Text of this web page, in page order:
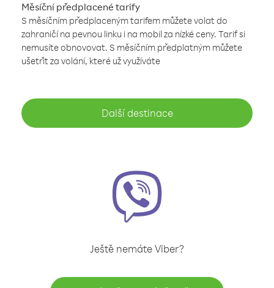
Měsíční předplacené tarify
S měsíčním předplaceným tarifem můžete volat do
zahraničí na pevnou linku i na mobil za nízké ceny. Tarif si
nemusíte obnovovat. S měsíčním předplatným můžete
ušetřit za volání, které už využíváte
Další destinace
Ještě nemáte Viber?